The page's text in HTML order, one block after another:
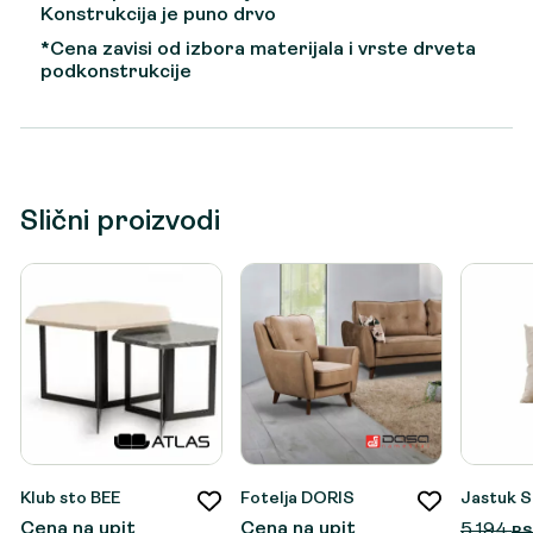
Konstrukcija je puno drvo
*Cena zavisi od izbora materijala i vrste drveta
podkonstrukcije
Slični proizvodi
Klub sto BEE
Cena na upit
Fotelja DORIS
Cena na upit
Jastuk